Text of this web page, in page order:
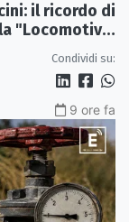
il ricordo di
"Locomotiva
Condividi su:
9 ore fa